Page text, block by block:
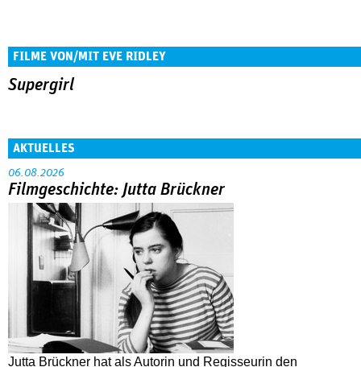
FILME VON/MIT EVE RIDLEY
Supergirl
AKTUELLES
06.08.2026
Filmgeschichte: Jutta Brückner
Jutta Brückner hat als Autorin und Regisseurin den